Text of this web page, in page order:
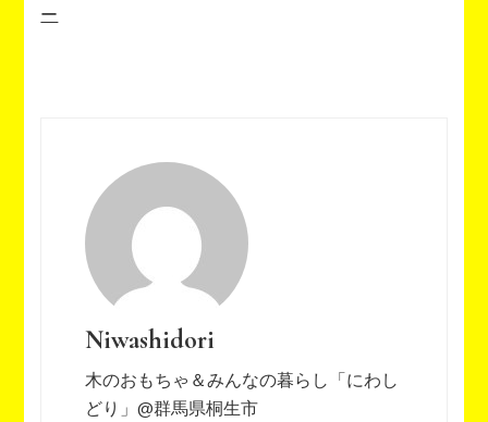
ー
Niwashidori
木のおもちゃ＆みんなの暮らし「にわし
どり」@群馬県桐生市